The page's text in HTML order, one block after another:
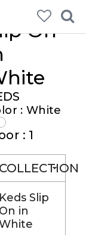
On
: White
: 1
COLLECTION
Keds Slip
On in